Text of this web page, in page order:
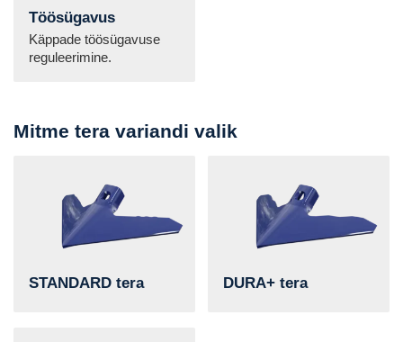
Töösügavus
Käppade töösügavuse
reguleerimine.
Mitme tera variandi valik
STANDARD tera DURA+ tera